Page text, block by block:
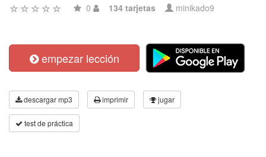
0 134 tarjetas minikado9
empezar lección
descargar mp3 imprimir jugar
test de práctica